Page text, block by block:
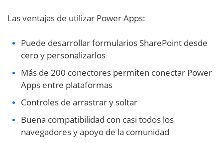
Las ventajas de utilizar Power Apps:
Puede desarrollar formularios SharePoint desde
cero y personalizarlos
Más de 200 conectores permiten conectar Power
Apps entre plataformas
Controles de arrastrar y soltar
Buena compatibilidad con casi todos los
navegadores y apoyo de la comunidad